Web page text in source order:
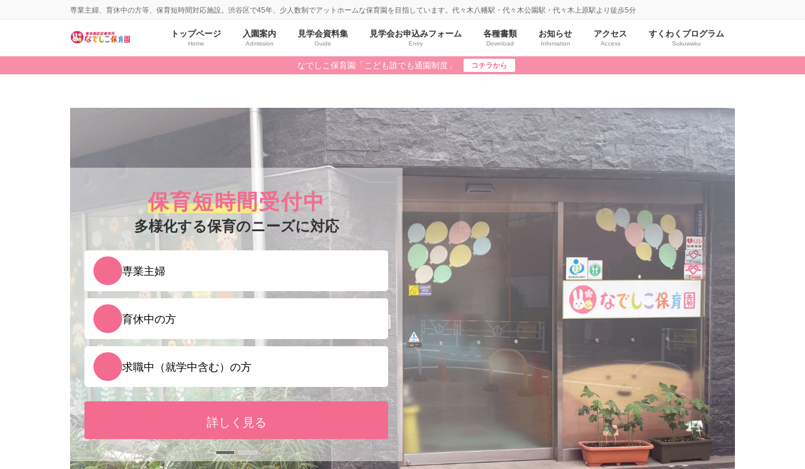
ツ
シ
専業主婦、育休中の方等、保育短時間対応施設。渋谷区で45年、少人数制でアットホームな保育園を目指しています。代々木八幡駅・代々木公園駅・代々木上原駅より徒歩5分
トップページ
Home
入園案内
Admission
見学会資料集
Guide
見学会お申込みフォーム
Entry
各種書類
Download
お知らせ
Infomation
アクセス
Access
すくわくプログラム
Sukuwaku
なでしこ保育園「こども誰でも通園制度」 コチラから
「こども誰でも通園」受付終了
見学会を通して、保育理念等をご理解いた
だいてからのお申し込みとなります。
詳しく見る